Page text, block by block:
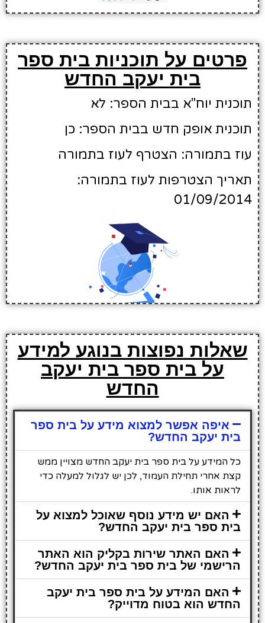
פרטים על תוכניות בית ספר
בית יעקב החדש
תוכנית יוח"א בבית הספר: לא
תוכנית אופק חדש בבית הספר: כן
עוז בתמורה: הצטרף לעוז בתמורה
תאריך הצטרפות לעוז בתמורה:
01/09/2014
שאלות נפוצות בנוגע למידע
על בית ספר בית יעקב
החדש
איפה אפשר למצוא מידע על בית ספר
בית יעקב החדש?
כל המידע על בית ספר בית יעקב החדש מצויין ממש
קצת אחרי תחילת העמוד, לכן יש לגלול למעלה כדי
לראות אותו.
האם יש מידע נוסף שאוכל למצוא על
בית ספר בית יעקב החדש?
האם האתר שירות בקליק הוא האתר
הרישמי של בית ספר בית יעקב החדש?
האם המידע על בית ספר בית יעקב
החדש הוא בטוח מדוייק?